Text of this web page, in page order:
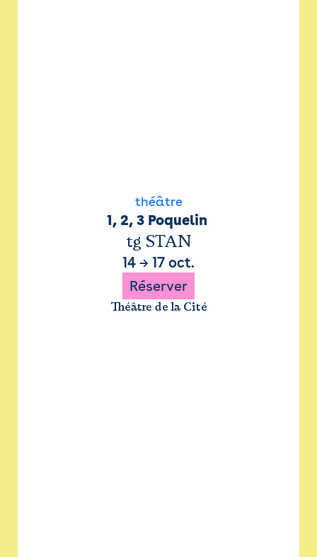
théâtre
1, 2, 3 Poquelin
tg STAN
14 → 17 oct.
Réserver
Théâtre de la Cité